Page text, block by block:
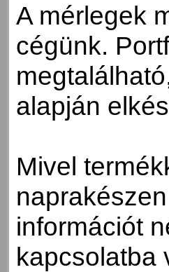
A mérlegek
cégünk.
alapján
Mivel
információt
kapcsolatba